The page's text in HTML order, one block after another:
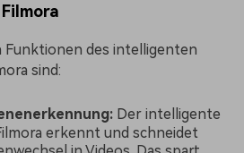
Funktionen des intelligenten
sind:
Der intelligente
erkennt und schneidet